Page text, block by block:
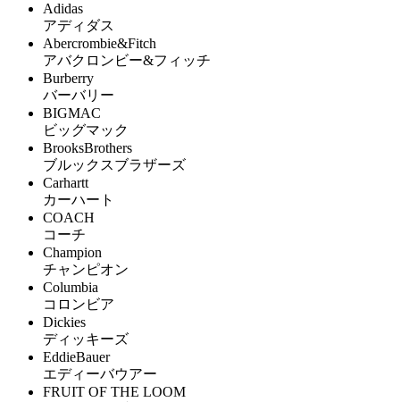
Adidas
アディダス
Abercrombie&Fitch
アバクロンビー&フィッチ
Burberry
バーバリー
BIGMAC
ビッグマック
BrooksBrothers
ブルックスブラザーズ
Carhartt
カーハート
COACH
コーチ
Champion
チャンピオン
Columbia
コロンビア
Dickies
ディッキーズ
EddieBauer
エディーバウアー
FRUIT OF THE LOOM